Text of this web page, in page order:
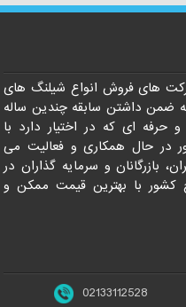
های فروش انواع شیلنگ های
ضمن داشتن سابقه چندین ساله
ای که در اختیار دارد با
در حال همکاری و فعالیت می
بازرگانان و سرمایه گذاران در
کشور با بهترین قیمت ممکن و
02133112528